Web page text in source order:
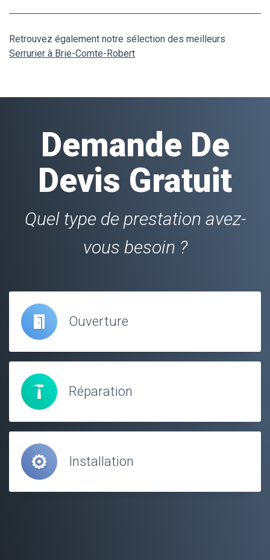
Retrouvez également notre sélection des meilleurs
Serrurier à Brie-Comte-Robert
Demande De
Devis Gratuit
Quel type de prestation avez-
vous besoin ?
Ouverture
Réparation
Installation